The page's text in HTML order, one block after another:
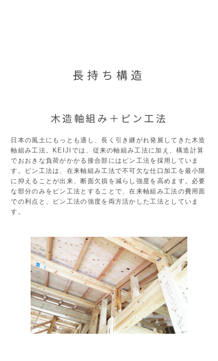
長持ち構造
木造軸組み＋ピン工法
日本の風土にもっとも適し、長く引き継がれ発展してきた木造
軸組み工法。KEIJIでは、従来の軸組み工法に加え、構造計算
でおおきな負荷がかかる接合部にはピン工法を採用していま
す。ピン工法は、在来軸組み工法で不可欠な仕口加工を最小限
に抑えることが出来、断面欠損を減らし強度を高めます。必要
な部分のみをピン工法とすることで、在来軸組み工法の費用面
での利点と、ピン工法の強度を両方活かした工法としていま
す。